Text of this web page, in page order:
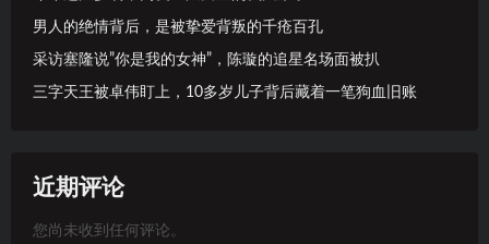
男人的绝情背后，是被挚爱背叛的千疮百孔
采访塞隆说”你是我的女神”，陈璇的追星名场面被扒
三字天王被卓伟盯上，10多岁儿子背后藏着一笔狗血旧账
近期评论
您尚未收到任何评论。